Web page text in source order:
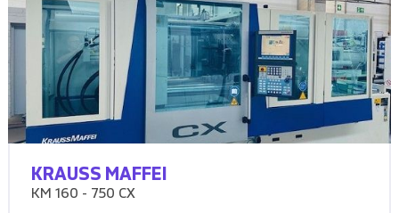
KRAUSS MAFFEI
KM 160 - 750 CX